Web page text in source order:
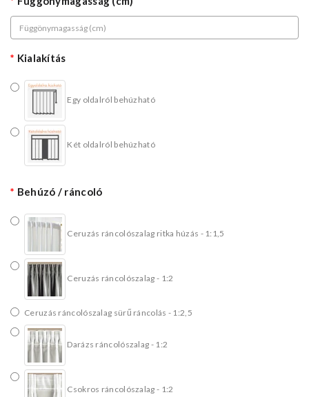
Kialakítás
Egy oldalról behúzható
Két oldalról behúzható
Behúzó / ráncoló
Ceruzás ráncolószalag ritka húzás - 1:1,5
Ceruzás ráncolószalag - 1:2
Ceruzás ráncolószalag sürű ráncolás - 1:2,5
Darázs ráncolószalag - 1:2
Csokros ráncolószalag - 1:2